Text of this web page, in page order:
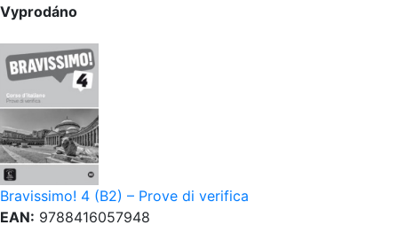
Vyprodáno
Bravissimo! 4 (B2) – Prove di verifica
EAN: 9788416057948